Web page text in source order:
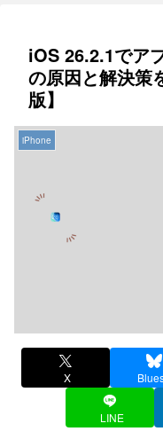
iOS 26.2.1でア
の原因と解決策
版】
iPhone
X
LINE